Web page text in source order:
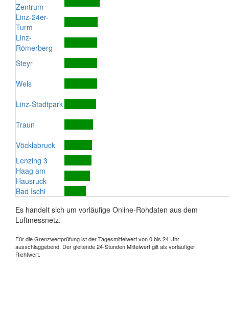
Zentrum
Linz-24er-
Turm
Linz-
Römerberg
Steyr
Wels
Linz-Stadtpark
Traun
Vöcklabruck
Lenzing 3
Haag am
Hausruck
Bad Ischl
Es handelt sich um vorläufige Online-Rohdaten aus dem
Luftmessnetz.
Für die Grenzwertprüfung ist der Tagesmittelwert von 0 bis 24 Uhr
ausschlaggebend. Der gleitende 24-Stunden Mittelwert gilt als vorläufiger
Richtwert.